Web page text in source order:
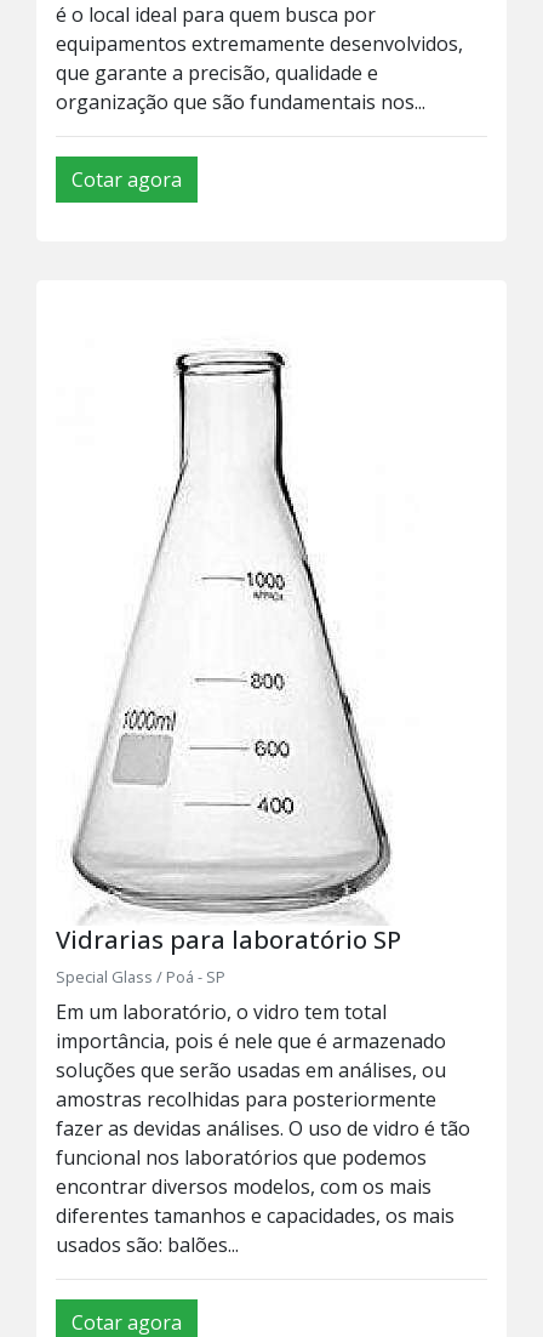
é o local ideal para quem busca por
equipamentos extremamente desenvolvidos,
que garante a precisão, qualidade e
organização que são fundamentais nos...
Cotar agora
Vidrarias para laboratório SP
Special Glass / Poá - SP
Em um laboratório, o vidro tem total
importância, pois é nele que é armazenado
soluções que serão usadas em análises, ou
amostras recolhidas para posteriormente
fazer as devidas análises. O uso de vidro é tão
funcional nos laboratórios que podemos
encontrar diversos modelos, com os mais
diferentes tamanhos e capacidades, os mais
usados são: balões...
Cotar agora